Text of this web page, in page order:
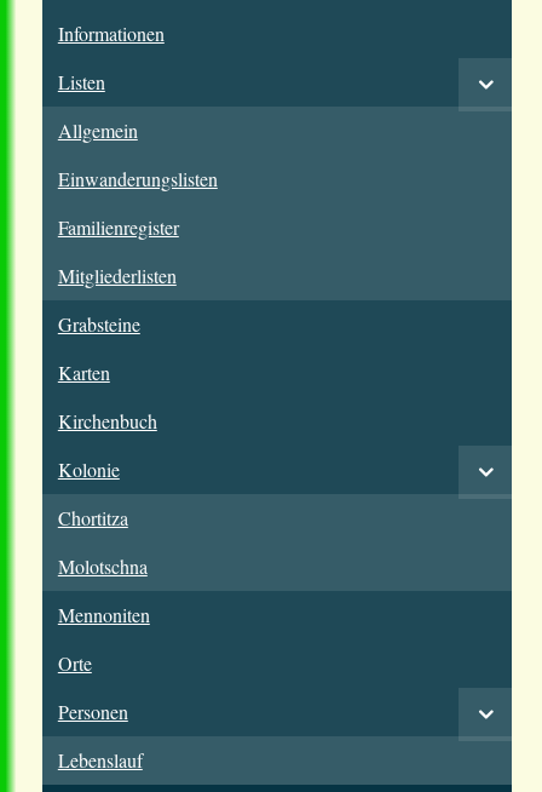
Informationen
Listen
Allgemein
Einwanderungslisten
Familienregister
Mitgliederlisten
Grabsteine
Karten
Kirchenbuch
Kolonie
Chortitza
Molotschna
Mennoniten
Orte
Personen
Lebenslauf